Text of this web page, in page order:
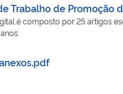
Trabalho de Promoção
é composto por 25 artigos